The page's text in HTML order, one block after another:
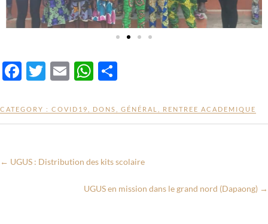
F
e
b
o
T
itt
er
E
ail
W
at
s
p
p
ta
g
CATEGORY : COVID19 DONS GÉNÉRAL RENTREE ACADEMIQUE
← UGUS : Distribution des kits scolaire
UGUS en mission dans le grand nord (Dapaong) →